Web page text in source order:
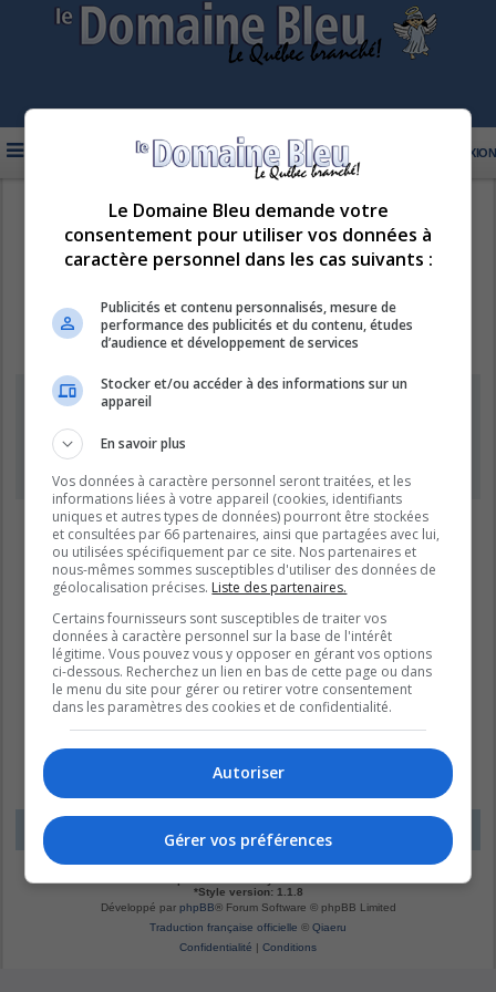
CONNEXION
INSCRIPTION
LE DOMAINE BLEU
Information
Vous ne pouvez pas effectuer de recherche pour le moment car le
LE DOMAINE BLEU UTC-04:00
*Original byChristian 2.0
*Style version: 1.1.8
Développé par phpBB® Forum Software © phpBB Limited
Traduction française officielle © Qiaeru
Confidentialité | Conditions
Le Domaine Bleu demande votre
consentement pour utiliser vos données à
caractère personnel dans les cas suivants :
Publicités et contenu personnalisés, mesure de
performance des publicités et du contenu, études
d’audience et développement de services
Stocker et/ou accéder à des informations sur un
appareil
En savoir plus
Vos données à caractère personnel seront traitées, et les
informations liées à votre appareil (cookies, identifiants
uniques et autres types de données) pourront être stockées
et consultées par 66 partenaires, ainsi que partagées avec lui,
ou utilisées spécifiquement par ce site. Nos partenaires et
nous-mêmes sommes susceptibles d'utiliser des données de
géolocalisation précises. Liste des partenaires.
Certains fournisseurs sont susceptibles de traiter vos
données à caractère personnel sur la base de l'intérêt
légitime. Vous pouvez vous y opposer en gérant vos options
ci-dessous. Recherchez un lien en bas de cette page ou dans
le menu du site pour gérer ou retirer votre consentement
dans les paramètres des cookies et de confidentialité.
Autoriser
Gérer vos préférences